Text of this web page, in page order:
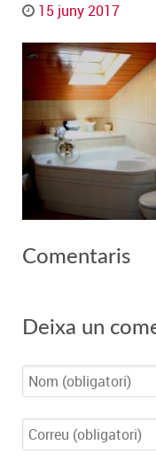
15 juny 2017
Comentaris
Deixa un